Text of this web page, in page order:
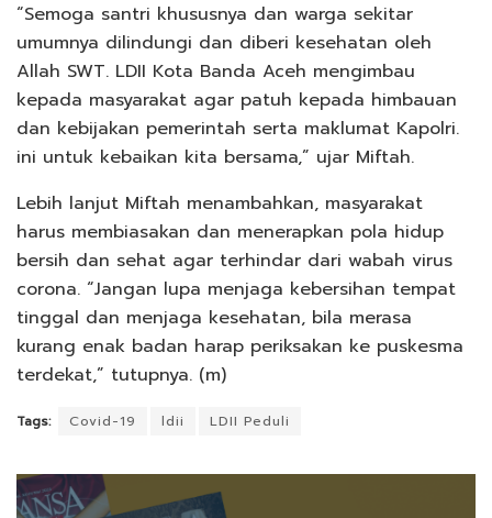
“Semoga santri khususnya dan warga sekitar
umumnya dilindungi dan diberi kesehatan oleh
Allah SWT. LDII Kota Banda Aceh mengimbau
kepada masyarakat agar patuh kepada himbauan
dan kebijakan pemerintah serta maklumat Kapolri.
ini untuk kebaikan kita bersama,” ujar Miftah.
Lebih lanjut Miftah menambahkan, masyarakat
harus membiasakan dan menerapkan pola hidup
bersih dan sehat agar terhindar dari wabah virus
corona. “Jangan lupa menjaga kebersihan tempat
tinggal dan menjaga kesehatan, bila merasa
kurang enak badan harap periksakan ke puskesma
terdekat,” tutupnya. (m)
Tags: Covid-19 ldii LDII Peduli